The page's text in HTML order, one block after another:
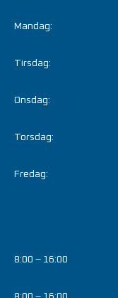
Mandag:
Tirsdag:
Onsdag:
Torsdag:
Fredag:
8:00 – 16:00